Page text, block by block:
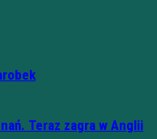
Teraz zagra w Anglii